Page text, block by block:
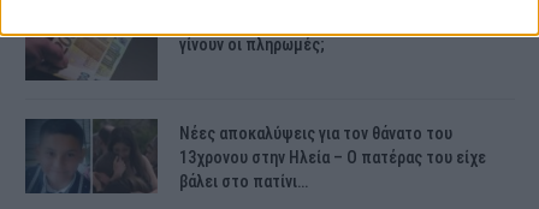
γίνουν οι πληρωμές;
Νέες αποκαλύψεις για τον θάνατο του
13χρονου στην Ηλεία – Ο πατέρας του είχε
βάλει στο πατίνι…